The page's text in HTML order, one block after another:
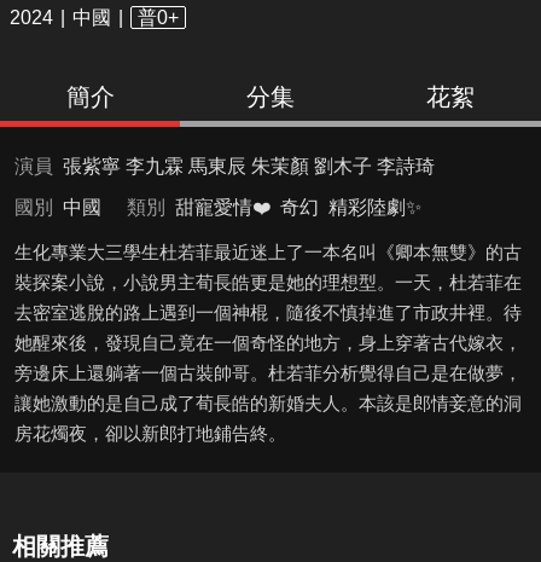
2024 中國 普0+
簡介 分集 花絮
演員
張紫寧 李九霖 馬東辰 朱茉顏 劉木子 李詩琦
國別
中國 類別 甜寵愛情❤️ 奇幻 精彩陸劇✨
生化專業大三學生杜若菲最近迷上了一本名叫《卿本無雙》的古
裝探案小說，小說男主荀長皓更是她的理想型。一天，杜若菲在
去密室逃脫的路上遇到一個神棍，隨後不慎掉進了市政井裡。待
她醒來後，發現自己竟在一個奇怪的地方，身上穿著古代嫁衣，
旁邊床上還躺著一個古裝帥哥。杜若菲分析覺得自己是在做夢，
讓她激動的是自己成了荀長皓的新婚夫人。本該是郎情妾意的洞
房花燭夜，卻以新郎打地鋪告終。
相關推薦